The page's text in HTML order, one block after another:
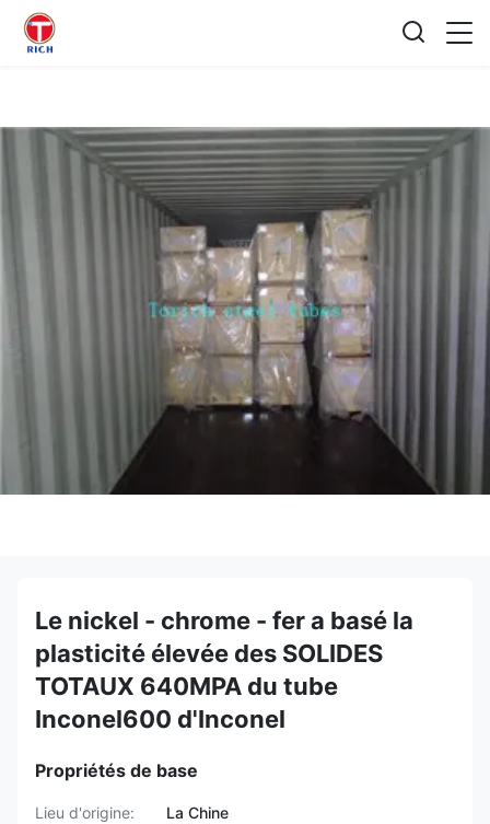
Le nickel - chrome - fer a basé la
plasticité élevée des SOLIDES
TOTAUX 640MPA du tube
Inconel600 d'Inconel
Propriétés de base
Lieu d'origine:
La Chine